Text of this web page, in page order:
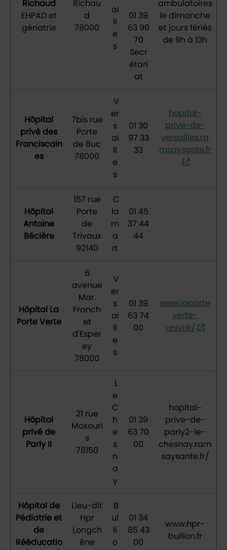
Richaud
EHPAD et
gériatrie
Richau
d
78000
ai
e
s
01 39
63 90
70
Secr
étari
at
ambulatoires
le dimanche
et jours fériés
de 9h à 13h
Hôpital
privé des
Franciscain
es
7bis rue
Porte
de Buc
78000
V
er
s
ai
e
s
01 30
97 33
33
hopital-
prive-de-
versailles.ra
msaysante.fr
Hôpital
Antoine
Béclère
157 rue
Porte
de
Trivaux
92140
C
la
m
a
rt
01 45
37 44
44
Hôpital La
Porte Verte
6
avenue
Mar.
Franch
et
d'Esper
ey
78000
V
er
s
ai
e
s
01 39
63 74
00
www.laporte
verte-
univi.fr/
Hôpital
privé de
Parly II
21 rue
Moxouri
s
78150
e
C
h
e
s
n
a
y
01 39
63 70
00
hopital-
prive-de-
parly2-le-
chesnay.ram
saysante.fr/
Hôpital de
Pédiatrie et
de
Rééducatio
Lieu-dit
Hpr
Longch
êne
B
ul
li
o
01 34
85 43
00
www.hpr-
bullion.fr